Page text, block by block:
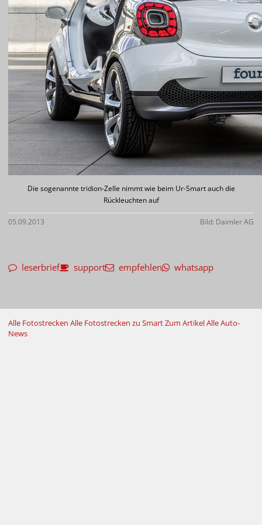
Die sogenannte tridion-Zelle nimmt wie beim Ur-Smart auch die
Rückleuchten auf
05.09.2013 Bild: Daimler AG
leserbrief support empfehlen whatsapp
Alle Fotostrecken Alle Fotostrecken zu SmartZum ArtikelAlle Auto-
News